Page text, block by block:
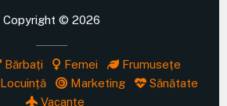
Copyright © 2026
Bărbați Femei
Frumusețe
Locuință Marketing
Sănătate
Vacanțe